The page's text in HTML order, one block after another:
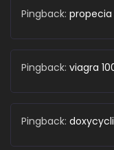
Pingback:
Pingback: viagra
Pingback: